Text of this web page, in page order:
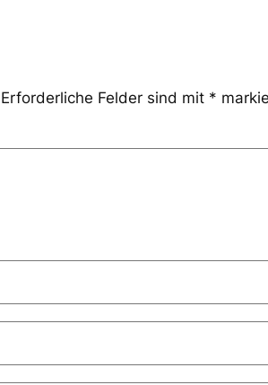
Erforderliche Felder sind mit *